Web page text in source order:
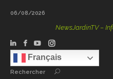
06/08/2026
NewsJardinTV –
Français
Rechercher